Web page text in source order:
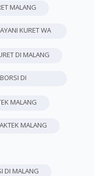
MALANG
KURET WA
DI MALANG
DI
MALANG
MALANG
DI MALANG